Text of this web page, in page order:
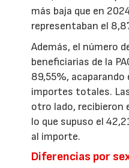
más baja que en
representaban el
Además, el número
beneficiarias de la
89,55%, acaparando
importes totales.
otro lado, recibieron
lo que supuso el
al importe.
Diferencias por